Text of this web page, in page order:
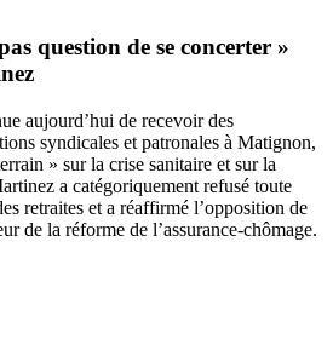
question de se concerter »
aujourd’hui de recevoir des
syndicales et patronales à Matignon,
» sur la crise sanitaire et sur la
a catégoriquement refusé toute
retraites et a réaffirmé l’opposition de
de la réforme de l’assurance-chômage.